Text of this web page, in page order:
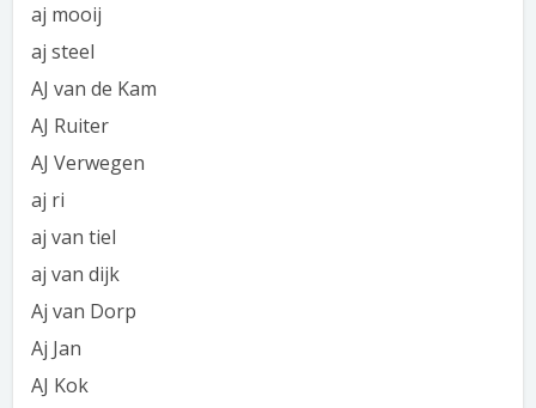
aj mooij
aj steel
AJ van de Kam
AJ Ruiter
AJ Verwegen
aj ri
aj van tiel
aj van dijk
Aj van Dorp
Aj Jan
AJ Kok